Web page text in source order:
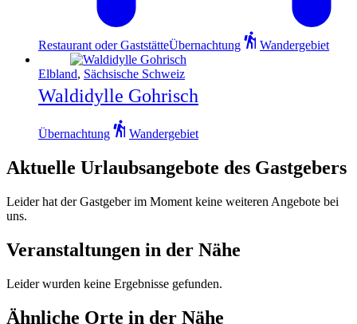
Restaurant oder GaststätteÜbernachtung Wandergebiet
Elbland, Sächsische Schweiz
Waldidylle Gohrisch
Übernachtung Wandergebiet
Aktuelle Urlaubsangebote des Gastgebers
Leider hat der Gastgeber im Moment keine weiteren Angebote bei
uns.
Veranstaltungen in der Nähe
Leider wurden keine Ergebnisse gefunden.
Ähnliche Orte in der Nähe